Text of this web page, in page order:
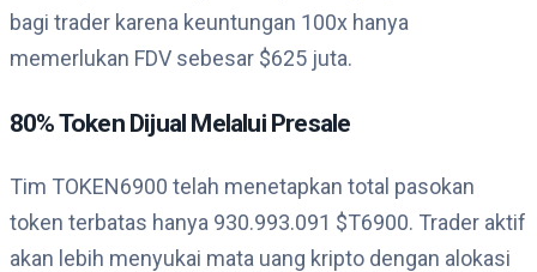
bagi trader karena keuntungan 100x hanya
memerlukan FDV sebesar $625 juta.
80% Token Dijual Melalui Presale
Tim TOKEN6900 telah menetapkan total pasokan
token terbatas hanya 930.993.091 $T6900. Trader aktif
akan lebih menyukai mata uang kripto dengan alokasi